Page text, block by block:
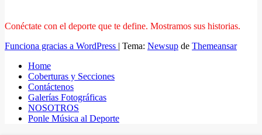
Conéctate con el deporte que te define. Mostramos sus historias.
Funciona gracias a WordPress | Tema: Newsup de Themeansar
Home
Coberturas y Secciones
Contáctenos
Galerías Fotográficas
NOSOTROS
Ponle Música al Deporte